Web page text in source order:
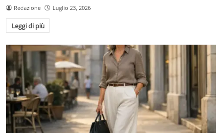
Redazione Luglio 23, 2026
Leggi di più